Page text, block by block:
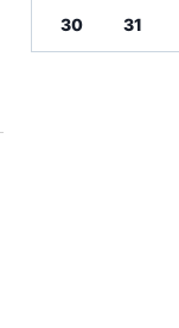
30
31